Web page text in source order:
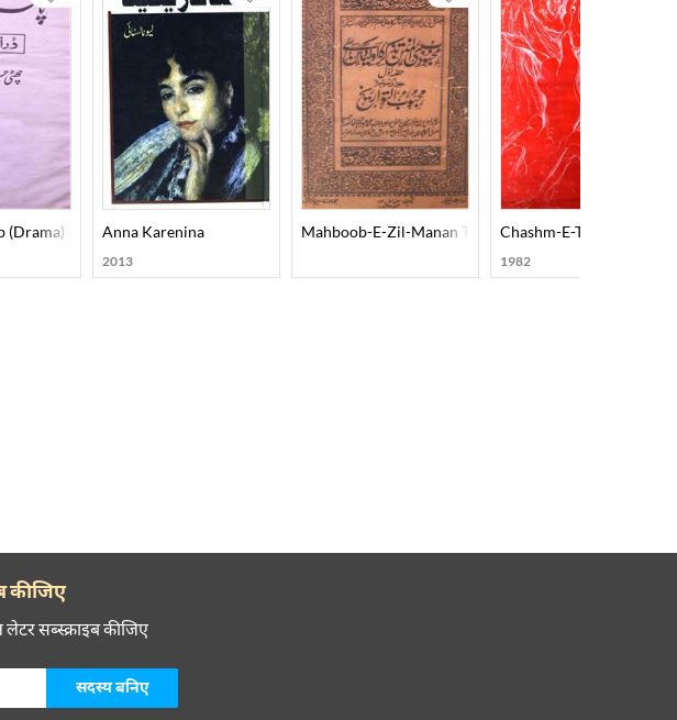
(Drama) Part-001Anna Karenina
2013
Mahboob-E-Zil-Manan Tazkira-E-Auliya-E-Dakan
Chashm-E-Tamasha
1982
कीजिए
लेटर सब्स्क्राइब कीजिए